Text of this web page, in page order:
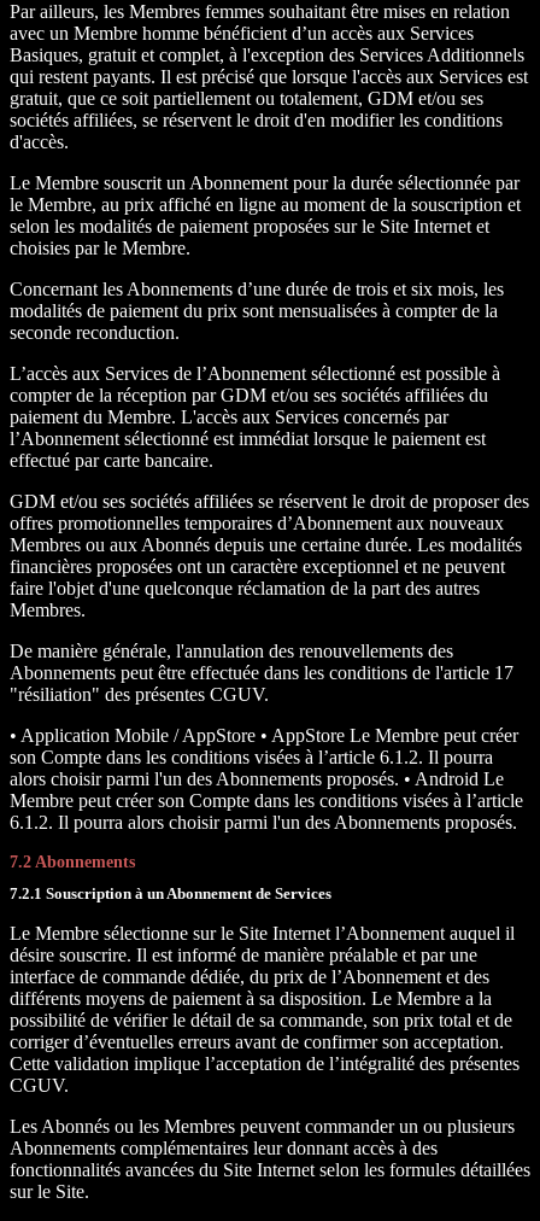
Par ailleurs, les Membres femmes souhaitant être mises en relation
avec un Membre homme bénéficient d’un accès aux Services
Basiques, gratuit et complet, à l'exception des Services Additionnels
qui restent payants. Il est précisé que lorsque l'accès aux Services est
gratuit, que ce soit partiellement ou totalement, GDM et/ou ses
sociétés affiliées, se réservent le droit d'en modifier les conditions
d'accès.
Le Membre souscrit un Abonnement pour la durée sélectionnée par
le Membre, au prix affiché en ligne au moment de la souscription et
selon les modalités de paiement proposées sur le Site Internet et
choisies par le Membre.
Concernant les Abonnements d’une durée de trois et six mois, les
modalités de paiement du prix sont mensualisées à compter de la
seconde reconduction.
L’accès aux Services de l’Abonnement sélectionné est possible à
compter de la réception par GDM et/ou ses sociétés affiliées du
paiement du Membre. L'accès aux Services concernés par
l’Abonnement sélectionné est immédiat lorsque le paiement est
effectué par carte bancaire.
GDM et/ou ses sociétés affiliées se réservent le droit de proposer des
offres promotionnelles temporaires d’Abonnement aux nouveaux
Membres ou aux Abonnés depuis une certaine durée. Les modalités
financières proposées ont un caractère exceptionnel et ne peuvent
faire l'objet d'une quelconque réclamation de la part des autres
Membres.
De manière générale, l'annulation des renouvellements des
Abonnements peut être effectuée dans les conditions de l'article 17
"résiliation" des présentes CGUV.
• Application Mobile / AppStore • AppStore Le Membre peut créer
son Compte dans les conditions visées à l’article 6.1.2. Il pourra
alors choisir parmi l'un des Abonnements proposés. • Android Le
Membre peut créer son Compte dans les conditions visées à l’article
6.1.2. Il pourra alors choisir parmi l'un des Abonnements proposés.
7.2 Abonnements
7.2.1 Souscription à un Abonnement de Services
Le Membre sélectionne sur le Site Internet l’Abonnement auquel il
désire souscrire. Il est informé de manière préalable et par une
interface de commande dédiée, du prix de l’Abonnement et des
différents moyens de paiement à sa disposition. Le Membre a la
possibilité de vérifier le détail de sa commande, son prix total et de
corriger d’éventuelles erreurs avant de confirmer son acceptation.
Cette validation implique l’acceptation de l’intégralité des présentes
CGUV.
Les Abonnés ou les Membres peuvent commander un ou plusieurs
Abonnements complémentaires leur donnant accès à des
fonctionnalités avancées du Site Internet selon les formules détaillées
sur le Site.